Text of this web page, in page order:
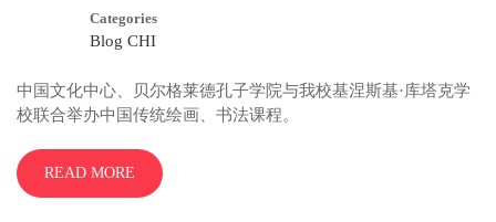
Categories
Blog CHI
中国文化中心、贝尔格莱德孔子学院与我校基涅斯基·库塔克学
校联合举办中国传统绘画、书法课程。
READ MORE